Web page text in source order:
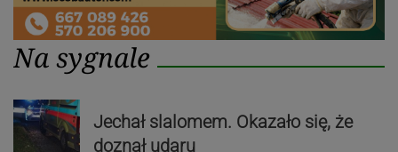
Na sygnale
Jechał slalomem. Okazało się, że
doznał udaru